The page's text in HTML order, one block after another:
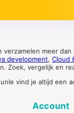
meer
development, Cloud
vergelijk en
vind je altijd een
Account